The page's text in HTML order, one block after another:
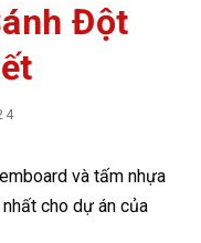
Đột
và tấm nhựa
cho dự án của